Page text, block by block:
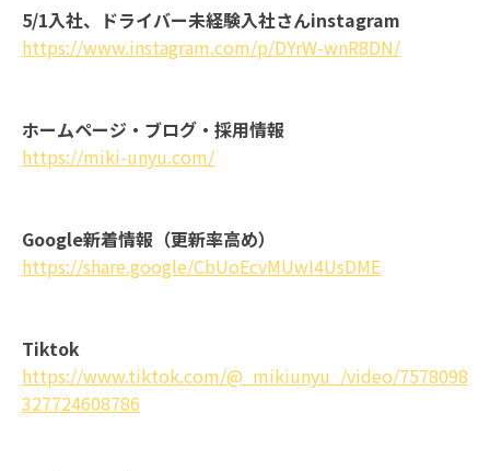
5/1入社、ドライバー未経験入社さんinstagram
https://www.instagram.com/p/DYrW-wnR8DN/
ホームページ・ブログ・採用情報
https://miki-unyu.com/
Google新着情報（更新率高め）
https://share.google/CbUoEcvMUwI4UsDME
Tiktok
https://www.tiktok.com/@_mikiunyu_/video/7578098
327724608786